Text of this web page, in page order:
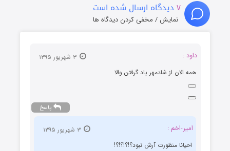
۷ دیدگاه ارسال شده است
نمایش / مخفی کردن دیدگاه ها
داود :
۳ شهریور ۱۳۹۵
همه الان از شادمهر یاد گرفتن.والا
پاسخ
امیر-اخم :
۳ شهریور ۱۳۹۵
احیانا منظورت آرش نبود؟!؟!؟!؟!